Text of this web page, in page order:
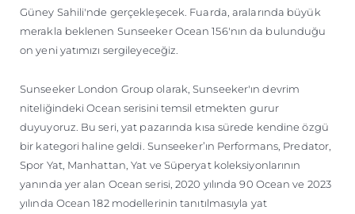
Güney Sahili'nde gerçekleşecek. Fuarda, aralarında büyük
merakla beklenen Sunseeker Ocean 156'nın da bulunduğu
on yeni yatımızı sergileyeceğiz.
Sunseeker London Group olarak, Sunseeker'ın devrim
niteliğindeki Ocean serisini temsil etmekten gurur
duyuyoruz. Bu seri, yat pazarında kısa sürede kendine özgü
bir kategori haline geldi. Sunseeker’ın Performans, Predator,
Spor Yat, Manhattan, Yat ve Süperyat koleksiyonlarının
yanında yer alan Ocean serisi, 2020 yılında 90 Ocean ve 2023
yılında Ocean 182 modellerinin tanıtılmasıyla yat